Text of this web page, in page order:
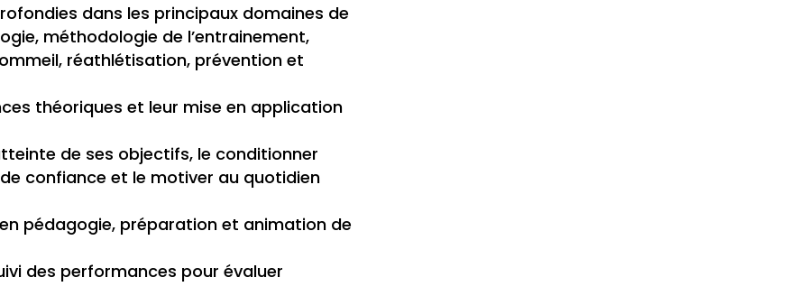
dans les principaux domaines de
méthodologie de l’entrainement,
réathlétisation, prévention et
théoriques et leur mise en application
de ses objectifs, le conditionner
confiance et le motiver au quotidien
pédagogie, préparation et animation de
des performances pour évaluer